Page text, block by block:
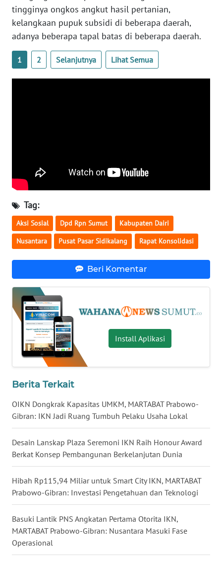
tingginya ongkos angkut hasil pertanian,
kelangkaan pupuk subsidi di beberapa daerah,
adanya beberapa tapal batas di beberapa daerah.
1 2 Selanjutnya Lihat Semua
Tag:
Aksi Sosial Dpd Rpn Sumut Kabupaten Dairi
Nusantara Pusat Pasar Sidikalang Rapat Konsolidasi
Beri Komentar
Install Aplikasi
Berita Terkait
OIKN Dongkrak Kapasitas UMKM, MARTABAT Prabowo-
Gibran: IKN Jadi Ruang Tumbuh Pelaku Usaha Lokal
Desain Lanskap Plaza Seremoni IKN Raih Honour Award
Berkat Konsep Pembangunan Berkelanjutan Dunia
Hibah Rp115,94 Miliar untuk Smart City IKN, MARTABAT
Prabowo-Gibran: Investasi Pengetahuan dan Teknologi
Basuki Lantik PNS Angkatan Pertama Otorita IKN,
MARTABAT Prabowo-Gibran: Nusantara Masuki Fase
Operasional
WN
KALBAR
WN
KALTENG
WN
WN
GORONTALO
WN
WN
MALUKU
WN
MALUT
WN
DAIRI
WN
DANAU
TOBA
WN
NIAS
WN
WN
TAPANULI
SELATAN